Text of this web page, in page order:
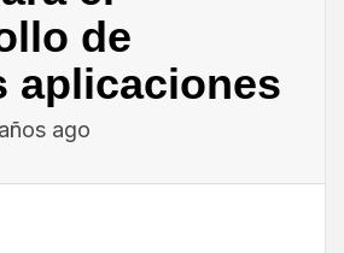
de
aplicaciones
ago